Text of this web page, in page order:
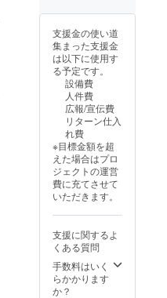
好きな
天然石
を備考
欄に記
載して
くださ
い。
支援金の使い道
集まった支援金
は以下に使用す
る予定です。
設備費
人件費
広報/宣伝費
リターン仕入
れ費
※目標金額を超
えた場合はプロ
ジェクトの運営
費に充てさせて
いただきます。
支援に関するよ
くある質問
手数料はいく
らかかります
か？